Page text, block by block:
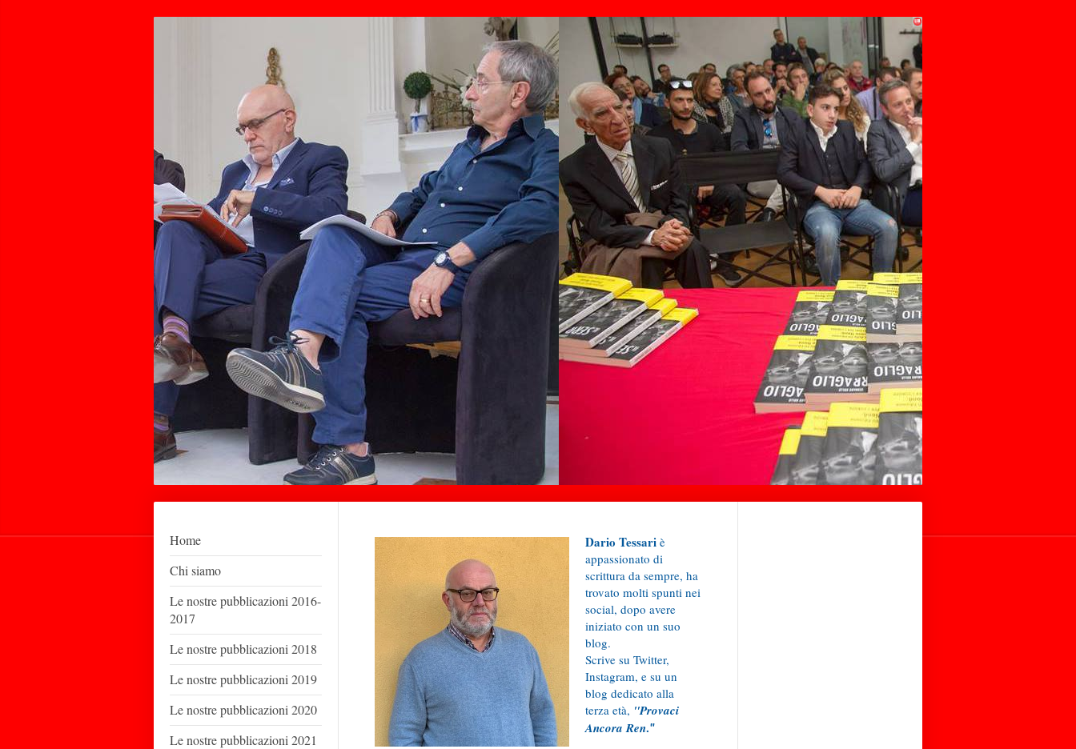
Home
Chi siamo
Le nostre pubblicazioni 2016-
2017
Le nostre pubblicazioni 2018
Le nostre pubblicazioni 2019
Le nostre pubblicazioni 2020
Le nostre pubblicazioni 2021
Dario Tessari è
appassionato di
scrittura da sempre, ha
trovato molti spunti nei
social, dopo avere
iniziato con un suo
blog.
Scrive su Twitter,
Instagram, e su un
blog dedicato alla
terza età, "Provaci
Ancora Ren."